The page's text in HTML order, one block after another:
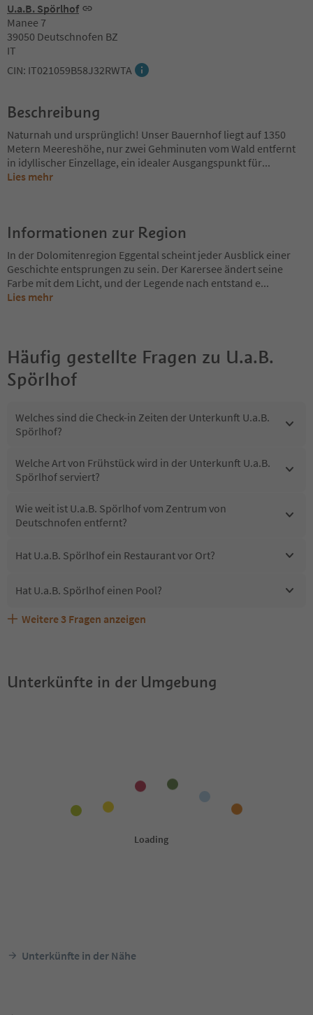
U.a.B. Spörlhof
Manee 7
39050 Deutschnofen BZ
IT
CIN: IT021059B58J32RWTA
Beschreibung
Naturnah und ursprünglich! Unser Bauernhof liegt auf 1350
Metern Meereshöhe, nur zwei Gehminuten vom Wald entfernt
in idyllischer Einzellage, ein idealer Ausgangspunkt für...
Lies mehr
Informationen zur Region
In der Dolomitenregion Eggental scheint jeder Ausblick einer
Geschichte entsprungen zu sein. Der Karersee ändert seine
Farbe mit dem Licht, und der Legende nach entstand e...
Lies mehr
Häufig gestellte Fragen zu U.a.B.
Spörlhof
Welches sind die Check-in Zeiten der Unterkunft U.a.B.
Spörlhof?
Welche Art von Frühstück wird in der Unterkunft U.a.B.
Spörlhof serviert?
Wie weit ist U.a.B. Spörlhof vom Zentrum von
Deutschnofen entfernt?
Hat U.a.B. Spörlhof ein Restaurant vor Ort?
Hat U.a.B. Spörlhof einen Pool?
Sind Haustiere in der Unterkunft U.a.B. Spörlhof
Welche Services bietet U.a.B. Spörlhof?
Erhalten die Gäste von U.a.B. Spörlhof einen Südtirol
Weitere 3 Fragen anzeigen
Unterkünfte in der Umgebung
Unterkünfte in der Nähe